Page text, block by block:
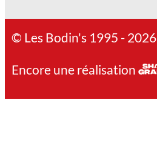
© Les Bodin's 1995 - 2026
Encore une réalisation